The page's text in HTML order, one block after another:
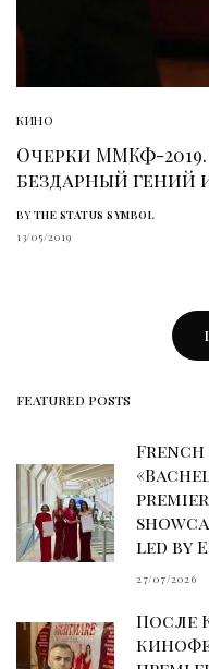
КИНО
Очерки ММКФ-
бездарный гений
BY THE STATUS SYMBOL
13/05/2019
FEATURED POSTS
led by
27/07/2026
После